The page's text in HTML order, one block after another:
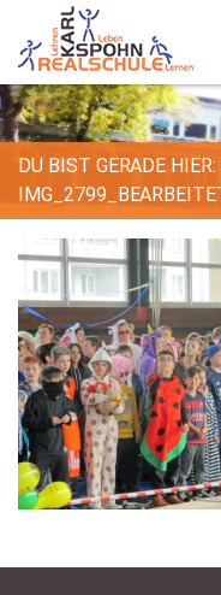
DU BIST GERADE HIER: